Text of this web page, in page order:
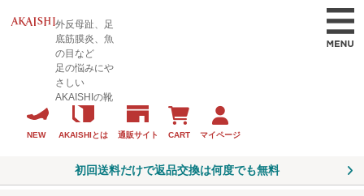
外反母趾、足
底筋膜炎、魚
の目など
足の悩みにや
さしい
AKAISHIの靴
NEW AKAISHIとは 通販サイト CART マイページ
初回送料だけで返品交換は何度でも無料